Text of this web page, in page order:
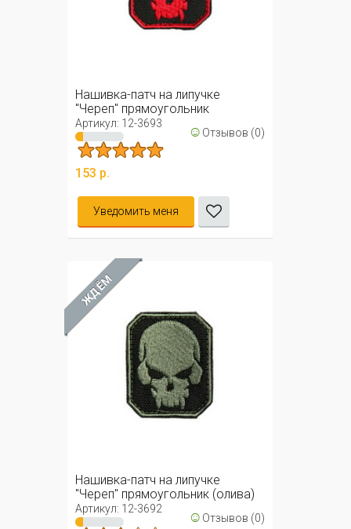
Нашивка-патч на липучке
"Череп" прямоугольник
(красный)
Артикул: 12-3693 ☺ Отзывов (0)
153 р.
Уведомить меня
ЖДЁМ
Нашивка-патч на липучке
"Череп" прямоугольник (олива)
Артикул: 12-3692 ☺ Отзывов (0)